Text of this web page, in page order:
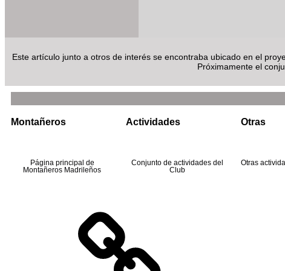
Este artículo junto a otros de interés se encontraba ubicado en el
Próximamente el
Montañeros
Página principal de
Montañeros Madrileños
Actividades
Conjunto de actividades del
Club
Otras
Otras